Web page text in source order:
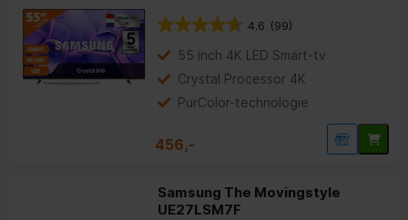
4.6 (99)
55 inch 4K LED Smart-tv
Crystal Processor 4K
PurColor-technologie
456,-
Samsung The Movingstyle
UE27LSM7F